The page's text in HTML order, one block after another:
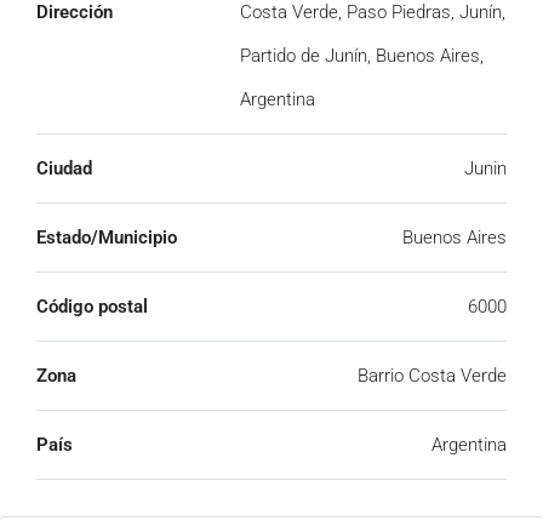
Dirección
Costa Verde, Paso Piedras, Junín,
Partido de Junín, Buenos Aires,
Argentina
Ciudad Junin
Estado/Municipio Buenos Aires
Código postal 6000
Zona Barrio Costa Verde
País Argentina